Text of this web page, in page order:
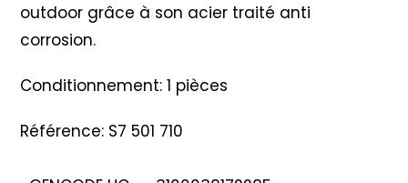
outdoor grâce à son acier traité anti
corrosion.
Conditionnement: 1 pièces
Référence: S7 501 710